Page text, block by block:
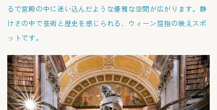
るで宮殿の中に迷い込んだような優雅な空間が広がります。静
けさの中で芸術と歴史を感じられる、ウィーン屈指の映えスポ
ットです。